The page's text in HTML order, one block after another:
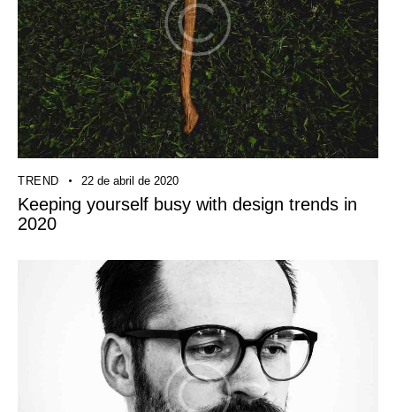
TREND 22 de abril de 2020
Keeping yourself busy with design trends in
2020